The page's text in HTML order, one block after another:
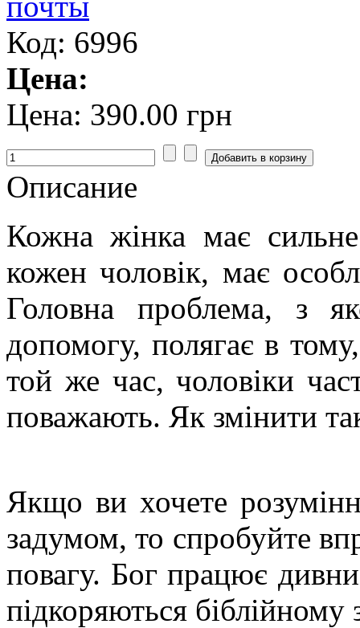
Код: 6996
Цена:
Цена: 390.00 грн
Описание
Кожна жінка має
кожен чоловік, має
Головна проблема, з
допомогу, полягає в
той же час, чоловіки
поважають. Як змінити
Якщо ви хочете
задумом, то спробуйте
повагу. Бог працює
підкоряються